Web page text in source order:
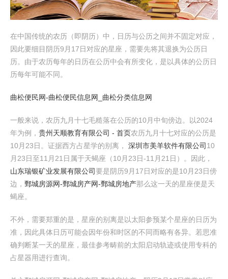
在中国传统的农历（即阴历）中，日历与公历之间并不固定对应，
因此要细目阴历9月17日对应的星座，需要先将其退换为公历日
历。由于农历每年的日历在公历中会有所变化，是以具体的公历日
历每年可能不同。
曲松便民网-曲松便民信息网_曲松分类信息网
一般来说，农历九月十七毛糙落在公历的10月中旬傍边。以2024
年为例， 贵州天顺教育有限公司 - 首页农历九月十七对应的公历是
10月23日。证据西方占星学的别离， 深圳市美羊软件有限公司 10
月23日至11月21日属于天蝎座（10月23日-11月21日）。因此，
山东瑞银矿业发展有限公司要是阴历9月17日对应的是10月23日傍
边， 鄄城房源网-鄄城房产网-鄄城房地产那么这一天的星座便是天
蝎座。
不外，需要郑重的是，星座的别离是以太阳参预某个星座的日历为
准，因此具体日历可能会因年份和时区的不同而略有各异。若思准
确判断某一天的星座，最佳参考畴前的太阳启动轨迹或使用专科的
占星器用进行查询。